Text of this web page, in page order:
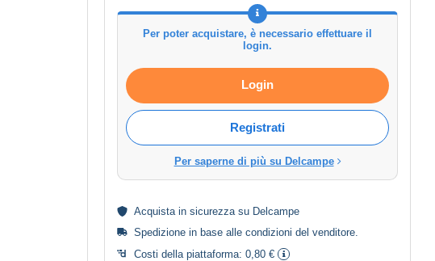
Per poter acquistare, è necessario effettuare il
login.
Login
Registrati
Per saperne di più su Delcampe
Acquista in sicurezza su Delcampe
Spedizione in base alle condizioni del venditore
Costi della piattaforma: 0,80 €